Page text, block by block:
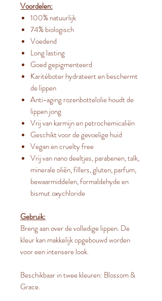
Voordelen:
100% natuurlijk
74% biologisch
Voedend
Long lasting
Goed gepigmenteerd
Karitéboter hydrateert en beschermt
de lippen
Anti-aging rozenbottelolie houdt de
lippen jong
Vrij van karmijn en petrochemicaliën
Geschikt voor de gevoelige huid
Vegan en cruelty free
Vrij van nano deeltjes, parabenen, talk,
minerale oliën, fillers, gluten, parfum,
bewaarmiddelen, formaldehyde en
bismut oxychloride
Gebruik:
Breng aan over de volledige lippen. De
kleur kan makkelijk opgebouwd worden
voor een intensere look.
Beschikbaar in twee kleuren: Blossom &
Grace.